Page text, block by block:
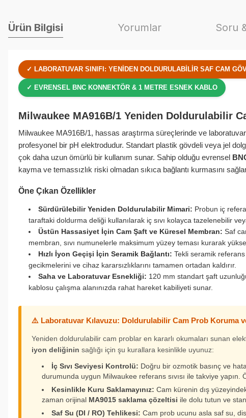
Ürün Bilgisi Yorumlar Soru
✓ LABORATUVAR SINIFI: YENIDEN DOLDURULABILIR SAF CAM
✓ EVRENSEL BNC KONNEKTÖR & 1 METRE ESNEK KABLO
Milwaukee MA916B/1 Yeniden Doldurulabilir
Milwaukee MA916B/1, hassas araştırma süreçlerinde ve
profesyonel bir pH elektrodudur. Standart plastik gövdeli veya jel
çok daha uzun ömürlü bir kullanım sunar. Sahip olduğu evrensel
kayma ve temassızlık riski olmadan sıkıca bağlantı kurmasını
Öne Çıkan Özellikler
Sürdürülebilir Yeniden Doldurulabilir Mimari: Probun iç
taraftaki doldurma deliği kullanılarak iç sıvı kolayca tazelenebilir
Üstün Hassasiyet İçin Cam Şaft ve Küresel Membran: Saf
membran, sıvı numunelerle maksimum yüzey teması kurarak
Hızlı İyon Geçişi İçin Seramik Bağlantı: Tekli seramik
gecikmelerini ve cihaz kararsızlıklarını tamamen ortadan kaldırır.
Saha ve Laboratuvar Esnekliği: 120 mm standart şaft
kablosu çalışma alanınızda rahat hareket kabiliyeti sunar.
⚠️ Laboratuvar Kılavuzu: Doldurulabilir Cam Prob Koruma
Yeniden doldurulabilir cam problar en kararlı okumaları sunan
iyon deliğinin sağlığı için şu kurallara kesinlikle uyunuz:
İç Sıvı Seviyesi Kontrolü: Doğru bir ozmotik basınç ve
durumunda uygun Milwaukee referans sıvısı ile takviye yapın.
Kesinlikle Kuru Saklamayınız: Cam kürenin dış
zaman orijinal MA9015 saklama çözeltisi ile dolu tutun ve
Saf Su (DI / RO) Tehlikesi: Cam prob ucunu asla saf su,